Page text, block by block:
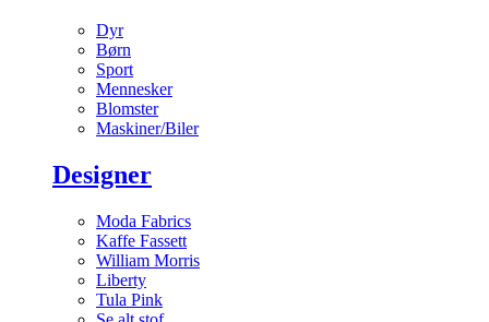
Dyr
Børn
Sport
Mennesker
Blomster
Maskiner/Biler
Designer
Moda Fabrics
Kaffe Fassett
William Morris
Liberty
Tula Pink